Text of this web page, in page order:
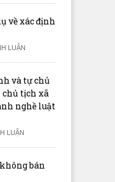
về xác định
LUẬN
và tự chủ
chủ tịch xã
nghề luật
LUẬN
bán